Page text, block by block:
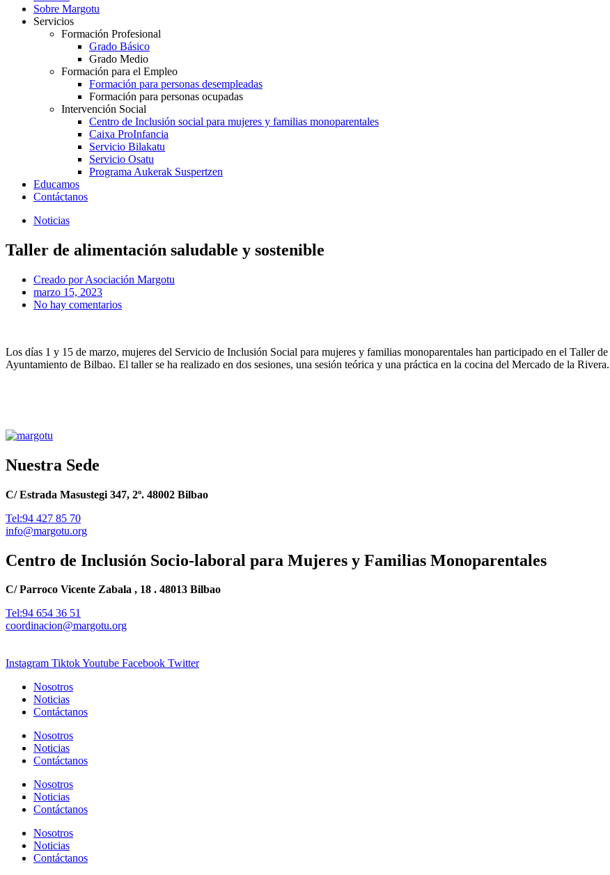
Sobre Margotu
Servicios
Formación Profesional
Grado Básico
Grado Medio
Formación para el Empleo
Formación para personas desempleadas
Formación para personas ocupadas
Intervención Social
Centro de Inclusión social para mujeres y familias monoparentales
Caixa ProInfancia
Servicio Bilakatu
Servicio Osatu
Programa Aukerak Suspertzen
Educamos
Contáctanos
Noticias
Taller de alimentación saludable y sostenible
Creado porAsociación Margotu
marzo 15, 2023
No hay comentarios
Los días 1 y 15 de marzo, mujeres del Servicio de Inclusión Social para mujeres y familias monoparentales han participado en el Taller
Ayuntamiento de Bilbao. El taller se ha realizado en dos sesiones, una sesión teórica y una práctica en la cocina del Mercado de la Rivera.
Nuestra Sede
C/ Estrada Masustegi 347, 2º. 48002 Bilbao
Tel:94 427 85 70
info@margotu.org
Centro de Inclusión Socio-laboral para Mujeres y Familias Monoparentales
C/ Parroco Vicente Zabala , 18 . 48013 Bilbao
Tel:94 654 36 51
coordinacion@margotu.org
Instagram TiktokYoutube Facebook Twitter
Nosotros
Noticias
Contáctanos
Nosotros
Noticias
Contáctanos
Nosotros
Noticias
Contáctanos
Nosotros
Noticias
Contáctanos